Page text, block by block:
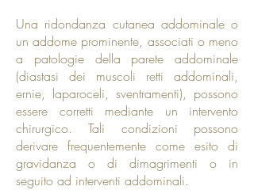
Una ridondanza cutanea addominale o
un addome prominente, associati o meno
a patologie della parete addominale
(diastasi dei muscoli retti addominali,
ernie, laparoceli, sventramenti), possono
essere corretti mediante un intervento
chirurgico. Tali condizioni possono
derivare frequentemente come esito di
gravidanza o di dimagrimenti o in
seguito ad interventi addominali.